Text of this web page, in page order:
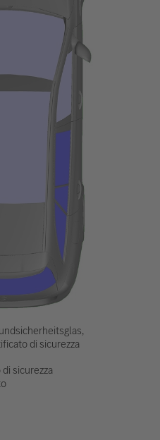
di sicurezza
di sicurezza